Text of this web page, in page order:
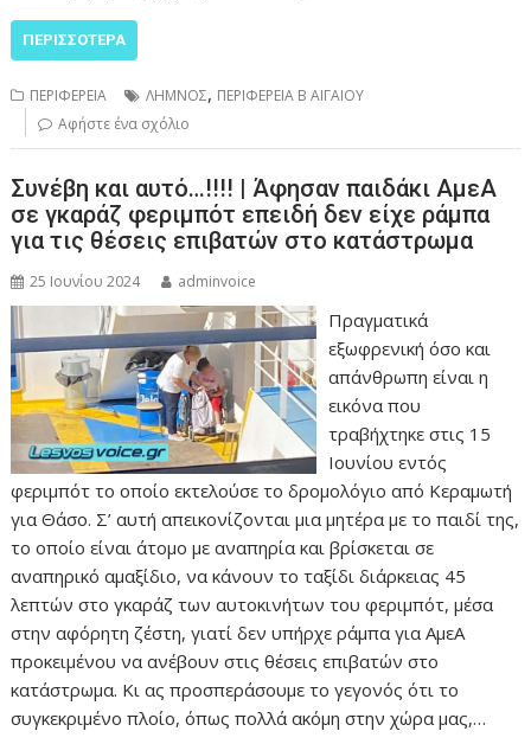
ΠΕΡΙΣΣΌΤΕΡΑ
ΠΕΡΙΦΕΡΕΙΑ ΛΗΜΝΟΣ, ΠΕΡΙΦΕΡΕΙΑ Β ΑΙΓΑΙΟΥ
Αφήστε ένα σχόλιο
Συνέβη και αυτό…!!!! | Άφησαν παιδάκι ΑμεΑ
σε γκαράζ φεριμπότ επειδή δεν είχε ράμπα
για τις θέσεις επιβατών στο κατάστρωμα
25 Ιουνίου 2024 adminvoice
Πραγματικά
εξωφρενική όσο και
απάνθρωπη είναι η
εικόνα που
τραβήχτηκε στις 15
Ιουνίου εντός
φεριμπότ το οποίο εκτελούσε το δρομολόγιο από Κεραμωτή
για Θάσο. Σ’ αυτή απεικονίζονται μια μητέρα με το παιδί της,
το οποίο είναι άτομο με αναπηρία και βρίσκεται σε
αναπηρικό αμαξίδιο, να κάνουν το ταξίδι διάρκειας 45
λεπτών στο γκαράζ των αυτοκινήτων του φεριμπότ, μέσα
στην αφόρητη ζέστη, γιατί δεν υπήρχε ράμπα για ΑμεΑ
προκειμένου να ανέβουν στις θέσεις επιβατών στο
κατάστρωμα. Κι ας προσπεράσουμε το γεγονός ότι το
συγκεκριμένο πλοίο, όπως πολλά ακόμη στην χώρα μας,…